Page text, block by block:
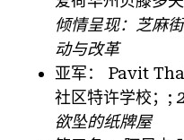
倾情呈现：芝麻
动与改革
亚军： Pavit
社区特许学校；;
欲坠的纸牌屋